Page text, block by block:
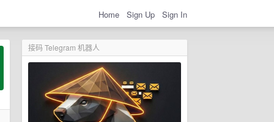
Home Sign Up Sign In
接码 Telegram 机器人